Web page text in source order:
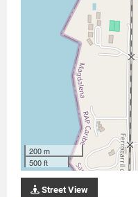
200 m
500 ft
Street View